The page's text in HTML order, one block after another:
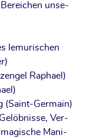
unse­
lemu­ri­schen
Raphael)
(Saint-Ger­main)
Ver­
Mani­